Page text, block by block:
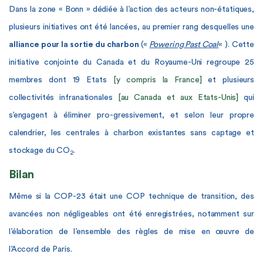
Dans la zone « Bonn » dédiée à l’action des acteurs non-étatiques,
plusieurs initiatives ont été lancées, au premier rang desquelles une
alliance pour la sortie du charbon (« Powering Past Coal« ). Cette
initiative conjointe du Canada et du Royaume-Uni regroupe 25
membres dont 19 Etats [y compris la France]et plusieurs
collectivités infranationales [au Canada et aux Etats-Unis]qui
s’engagent à éliminer pro-gressivement, et selon leur propre
calendrier, les centrales à charbon existantes sans captage et
stockage du CO 2.
Bilan
Même si la COP-23 était une COP technique de transition, des
avancées non négligeables ont été enregistrées, notamment sur
l’élaboration de l’ensemble des règles de mise en œuvre de
l’Accord de Paris.